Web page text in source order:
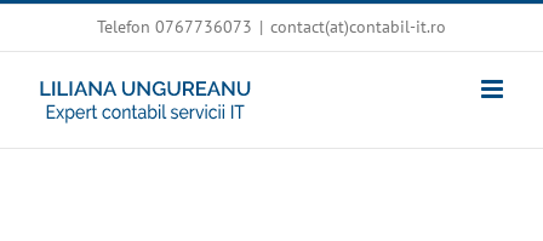
to
content
Telefon 0767736073 | contact(at)contabil-it.ro